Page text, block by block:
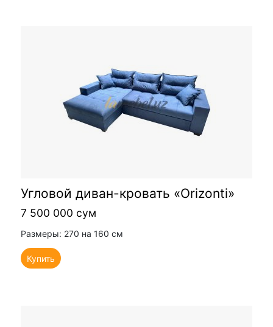
Угловой диван-кровать «Orizonti»
7 500 000 сум
Размеры: 270 на 160 см
Купить